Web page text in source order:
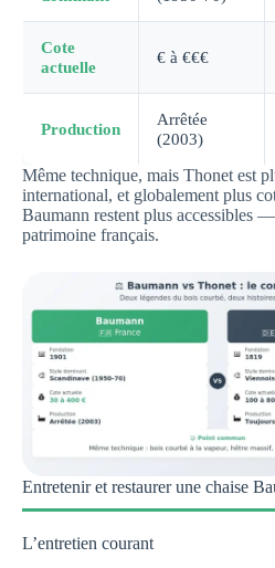
Cote
actuelle
€ à €€€
Production
Arrêtée
(2003)
Même technique, mais Thonet est
international, et globalement plus
Baumann restent plus accessibles —
patrimoine français.
Entretenir et restaurer une chaise
L’entretien courant